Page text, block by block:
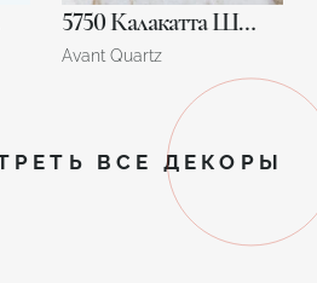
5750 Калакатта Шери
Avant Quartz
ВСЕ ДЕКОРЫ